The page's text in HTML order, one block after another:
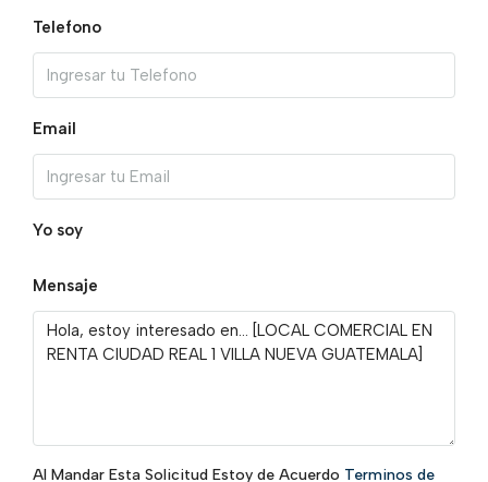
Telefono
Email
Yo soy
Mensaje
Al Mandar Esta Solicitud Estoy de Acuerdo Terminos de